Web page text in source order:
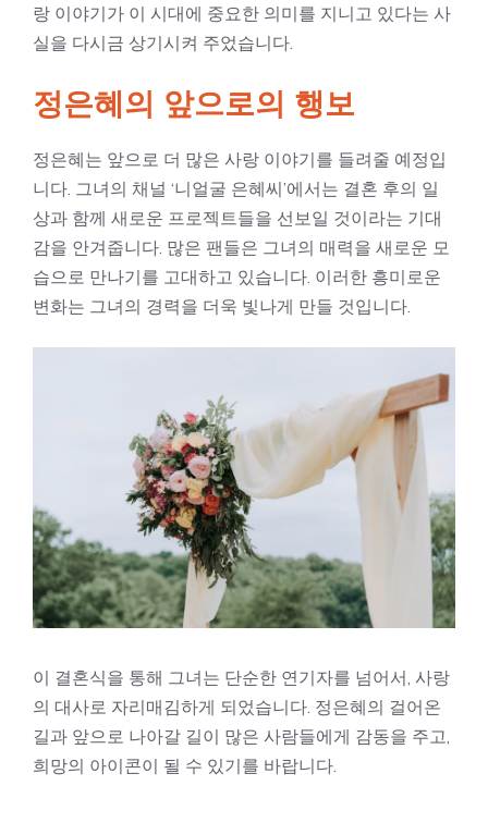
랑 이야기가 이 시대에 중요한 의미를 지니고 있다는 사
실을 다시금 상기시켜 주었습니다.
정은혜의 앞으로의 행보
정은혜는 앞으로 더 많은 사랑 이야기를 들려줄 예정입
니다. 그녀의 채널 ‘니얼굴 은혜씨’에서는 결혼 후의 일
상과 함께 새로운 프로젝트들을 선보일 것이라는 기대
감을 안겨줍니다. 많은 팬들은 그녀의 매력을 새로운 모
습으로 만나기를 고대하고 있습니다. 이러한 흥미로운
변화는 그녀의 경력을 더욱 빛나게 만들 것입니다.
이 결혼식을 통해 그녀는 단순한 연기자를 넘어서, 사랑
의 대사로 자리매김하게 되었습니다. 정은혜의 걸어온
길과 앞으로 나아갈 길이 많은 사람들에게 감동을 주고,
희망의 아이콘이 될 수 있기를 바랍니다.